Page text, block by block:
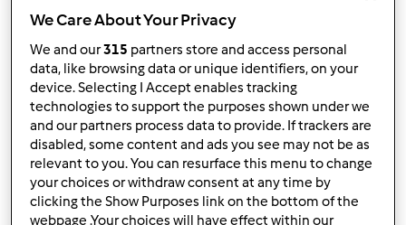
(niezweryfikowany)
czw., 02/15/2018 - 10:43
We Care About Your Privacy
We and our315 partners store and access personal
data, like browsing data or unique identifiers, on your
device. Selecting I Accept enables tracking
technologies to support the purposes shown under we
and our partners process data to provide. If trackers are
disabled, some content and ads you see may not be as
relevant to you. You can resurface this menu to change
your choices or withdraw consent at any time by
clicking the Show Purposes link on the bottom of the
webpage .Your choices will have effect within our